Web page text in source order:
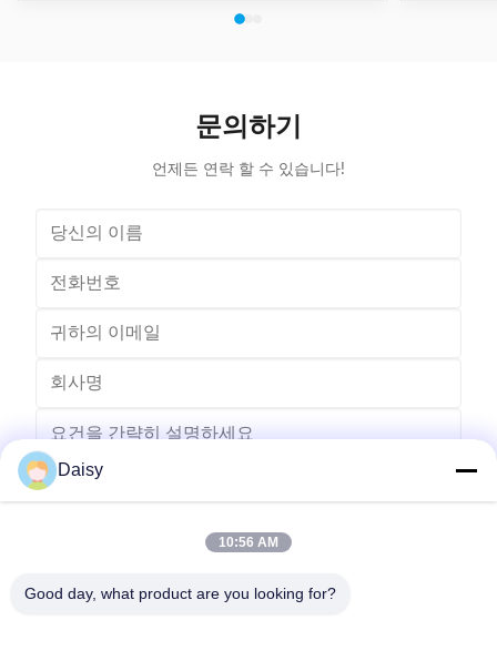
poles, 4 poles and 6poles coils winding. 1. Main
Winding speed ≤2500RPM Max stator OD 160mm
문의하기
언제든 연락 할 수 있습니다!
Daisy
10:56 AM
Good day, what product are you looking for?